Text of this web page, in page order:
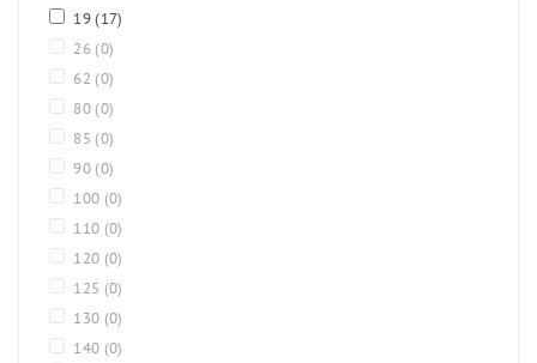
19(17)
26 (0)
62 (0)
80 (0)
85 (0)
90 (0)
100 (0)
110 (0)
120 (0)
125 (0)
130 (0)
140 (0)